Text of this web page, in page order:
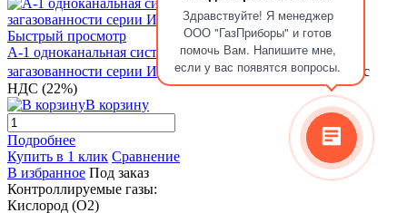
Здравствуйте! Я менеджер
ООО "ГазПриборы" и готов
помочь Вам. Напишите мне,
если у вас появятся вопросы.
Быстрый просмотр
А-1 одноканальная система автоматического контроля
загазованности серии ИГС-98 исп. (012) от 20 700 ₽/ шт
с
НДС (22%)
В корзину
Подробнее
Купить в 1 клик Сравнение
В избранное Под заказ
Контроллируемые газы:
Кислород (O2)